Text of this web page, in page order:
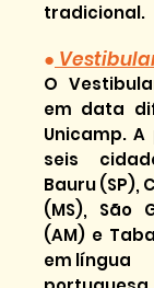
tradicional.
●
O
em data
Unicamp.
seis
Bauru (SP),
(MS), São
(AM) e
em língua